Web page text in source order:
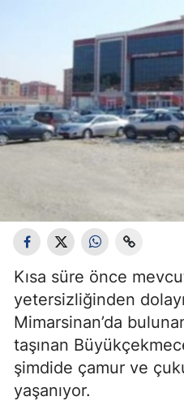
Kısa süre önce
yetersizliğinden
Mimarsinan’da
taşınan
şimdide çamur ve
yaşanıyor.